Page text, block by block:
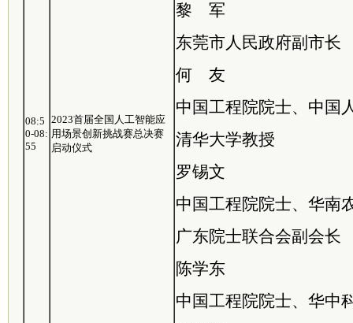
08:5
0-08:
55
2023首届全国人工智能应
用场景创新挑战赛总决赛
启动仪式
黎 军
东莞市人民政府副市长
何 友
中国工程院院士、中国
清华大学教授
罗锡文
中国工程院院士、华南
广东院士联合会副会长
陈学东
中国工程院院士、华中